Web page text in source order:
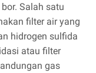
Salah satu
filter air yang
hidrogen sulfida
atau filter
gas